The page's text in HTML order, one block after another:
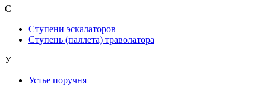
С
Ступени эскалаторов
Ступень (паллета) траволатора
У
Устье поручня